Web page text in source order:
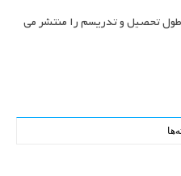
تحصیل و تدریسم را منتشر می